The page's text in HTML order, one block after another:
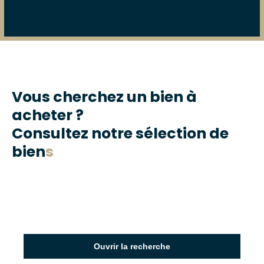
Vous cherchez un bien à
acheter ?
Consultez notre sélection de
biens
Ouvrir la recherche